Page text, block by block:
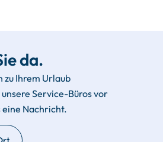
da.
zu Ihrem Urlaub
Service-Büros vor
Nachricht.